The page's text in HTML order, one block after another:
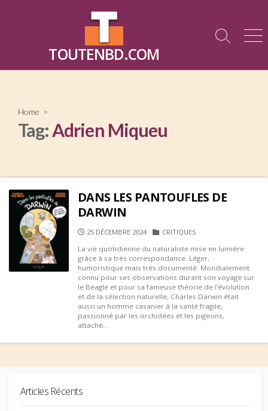
TOUTENBD.COM
Search
Home >
Tag:Adrien Miqueu
DANS LES PANTOUFLES DE
DARWIN
PUBLISHED
25 DÉCEMBRE 2024 CATEGORIES
CRITIQUES
La vie quotidienne du naturaliste mise en lumière
grâce à sa très correspondance. Léger,
humoristique mais très documenté. Mondialement
connu pour ses observations durant son voyage sur
le Beagle et pour sa fameuse théorie de l’évolution
et de la sélection naturelle, Charles Darwin était
aussi un homme casanier à la santé fragile,
passionné par les orchidées et les pigeons,
attaché...
Articles Récents